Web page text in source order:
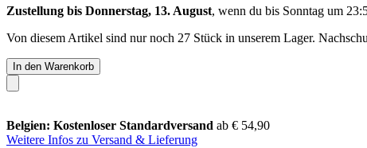
Zustellung bis Donnerstag, 13. August, wenn du bis Sonntag um
Von diesem Artikel sind nur noch 27 Stück in unserem Lager.
In den Warenkorb
Belgien: Kostenloser Standardversand ab € 54,90
Weitere Infos zu Versand & Lieferung